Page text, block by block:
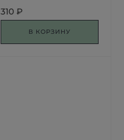
310 ₽
В КОРЗИНУ